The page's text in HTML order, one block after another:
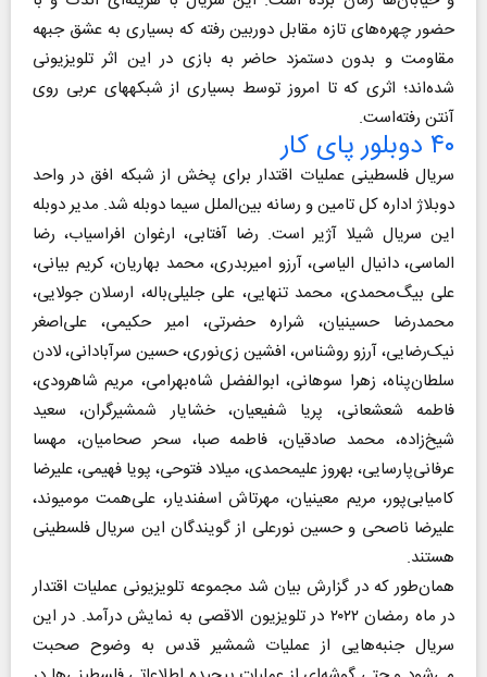
حضور چهره‌های تازه مقابل دوربین رفته که بسیاری به عشق جبهه
مقاومت و بدون دستمزد حاضر به بازی در این اثر تلویزیونی
شده‌اند؛ اثری که تا امروز توسط بسیاری از شبکه‎های عربی روی
آنتن رفته‌است.
۴۰ دوبلور پای کار
سریال فلسطینی عملیات اقتدار برای پخش از شبکه افق در واحد
دوبلاژ اداره کل تامین و رسانه بین‌الملل سیما دوبله شد. مدیر دوبله
این سریال شیلا آژیر است. رضا آفتابی، ارغوان افراسیاب، رضا
الماسی، دانیال الیاسی، آرزو امیربدری، محمد بهاریان، کریم بیانی،
علی بیگ‌محمدی، محمد تنهایی، علی جلیلی‌باله، ارسلان جولایی،
محمدرضا حسینیان، شراره حضرتی، امیر حکیمی، علی‌اصغر
نیک‌رضایی، آرزو روشناس، افشین زی‌نوری، حسین سرآبادانی، لادن
سلطان‌پناه، زهرا سوهانی، ابوالفضل شاه‌بهرامی، مریم شاهرودی،
فاطمه شعشعانی، پریا شفیعیان، خشایار شمشیرگران، سعید
شیخ‌زاده، محمد صادقیان، فاطمه صبا، سحر صحامیان، مهسا
عرفانی‌پارسایی، بهروز علیمحمدی، میلاد فتوحی، پویا فهیمی، علیرضا
کامیابی‌پور، مریم معینیان، مهرتاش اسفندیار، علی‌همت مومیوند،
علیرضا ناصحی و حسین نورعلی از گویندگان این سریال فلسطینی
هستند.
همان‌طور که در گزارش بیان شد مجموعه تلویزیونی عملیات اقتدار
در ماه رمضان ۲۰۲۲ در تلویزیون الاقصی به نمایش درآمد. در این
سریال جنبه‌هایی از عملیات شمشیر قدس به وضوح صحبت